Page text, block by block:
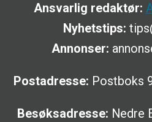
Ansvarlig redaktør:
Nyhetstips:
Annonser:
Postadresse: Postboks
Besøksadresse: Nedre